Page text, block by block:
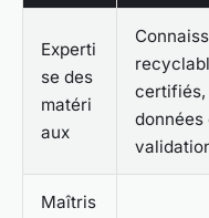
Experti
se des
matéri
aux
certifiés,
données
Maîtris